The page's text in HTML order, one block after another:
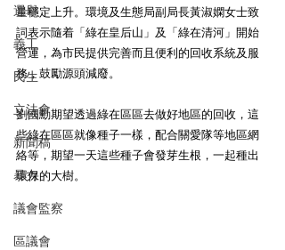
選舉
義工
民生
立法會
新聞稿
暴力
議會監察
區議會
量穩定上升。環境及生態局副局長黃淑嫻女士致
詞表示隨着「綠在皇后山」及「綠在清河」開始
營運，為市民提供完善而且便利的回收系統及服
務，鼓勵源頭減廢。
劉國勳期望透過綠在區區去做好地區的回收，這
些綠在區區就像種子一樣，配合關愛隊等地區網
絡等，期望一天這些種子會發芽生根，一起種出
環保的大樹。